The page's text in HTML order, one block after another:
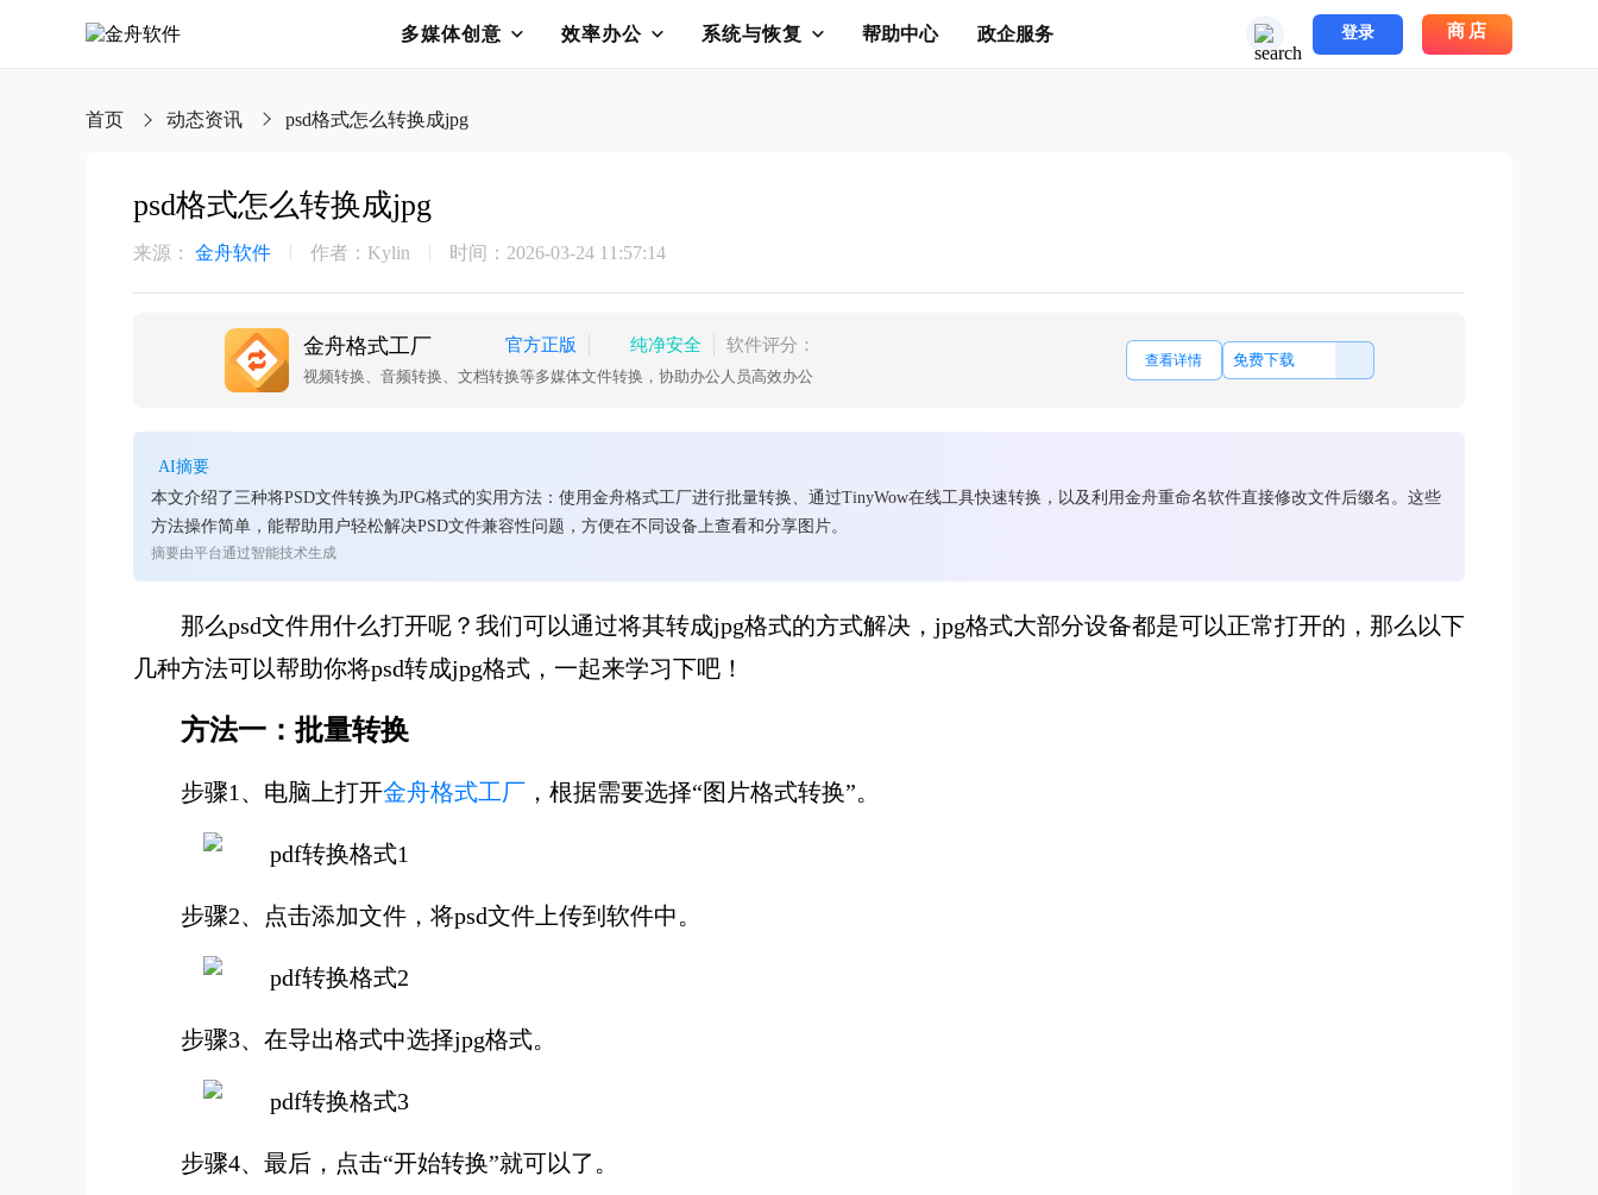
多媒体创意 效率办公 系统与恢复 帮助中心 政企服务 登录 商店
首页 动态资讯 ​psd格式怎么转换成jpg
​psd格式怎么转换成jpg
来源： 金舟软件 作者：Kylin 时间：2026-03-24 11:57:14
金舟格式工厂 官方正版 纯净安全 软件评分：
视频转换、音频转换、文档转换等多媒体文件转换，协助办公人员高效办公
查看详情 免费下载
AI摘要
本文介绍了三种将PSD文件转换为JPG格式的实用方法：使用金舟格式工厂进行批量转换、通过TinyWow在线工具快速转换，以及利用金舟重命名软件直接修改文件后缀名。这些
方法操作简单，能帮助用户轻松解决PSD文件兼容性问题，方便在不同设备上查看和分享图片。
摘要由平台通过智能技术生成
那么psd文件用什么打开呢？我们可以通过将其转成jpg格式的方式解决，jpg格式大部分设备都是可以正常打开的，那么以下
几种方法可以帮助你将psd转成jpg格式，一起来学习下吧！
方法一：批量转换
步骤1、电脑上打开金舟格式工厂 ，根据需要选择“图片格式转换”。
步骤2、点击添加文件，将psd文件上传到软件中。
步骤3、在导出格式中选择jpg格式。
步骤4、最后，点击“开始转换”就可以了。